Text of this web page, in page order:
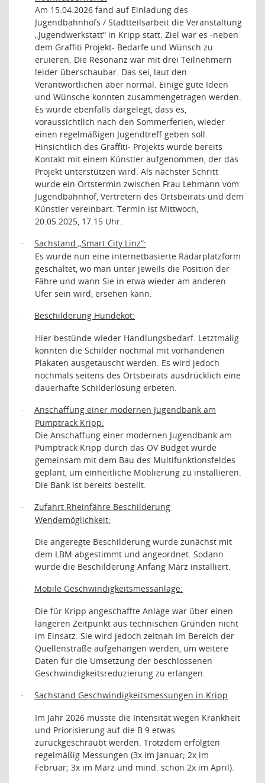
Am 15.04.2026 fand auf Einladung des
Jugendbahnhofs / Stadtteilsarbeit die Veranstaltung
„Jugendwerkstatt“ in Kripp statt. Ziel war es -neben
dem Graffiti Projekt- Bedarfe und Wünsch zu
eruieren. Die Resonanz war mit drei Teilnehmern
leider überschaubar. Das sei, laut den
Verantwortlichen aber normal. Einige gute Ideen
und Wünsche konnten zusammengetragen werden.
Es wurde ebenfalls dargelegt, dass es,
voraussichtlich nach den Sommerferien, wieder
einen regelmäßigen Jugendtreff geben soll.
Hinsichtlich des Graffiti- Projekts wurde bereits
Kontakt mit einem Künstler aufgenommen, der das
Projekt unterstützen wird. Als nächster Schritt
wurde ein Ortstermin zwischen Frau Lehmann vom
Jugendbahnhof, Vertretern des Ortsbeirats und dem
Künstler vereinbart. Termin ist Mittwoch,
20.05.2025, 17.15 Uhr.
·
Sachstand „Smart City Linz“:
Es wurde nun eine internetbasierte Radarplatzform
geschaltet, wo man unter jeweils die Position der
Fähre und wann Sie in etwa wieder am anderen
Ufer sein wird, ersehen kann.
·
Beschilderung Hundekot:
Hier bestünde wieder Handlungsbedarf. Letztmalig
könnten die Schilder nochmal mit vorhandenen
Plakaten ausgetauscht werden. Es wird jedoch
nochmals seitens des Ortsbeirats ausdrücklich eine
dauerhafte Schilderlösung erbeten.
·
Anschaffung einer modernen Jugendbank am
Pumptrack Kripp:
Die Anschaffung einer modernen Jugendbank am
Pumptrack Kripp durch das OV Budget wurde
gemeinsam mit dem Bau des Multifunktionsfeldes
geplant, um einheitliche Möblierung zu installieren.
Die Bank ist bereits bestellt.
·
Zufahrt Rheinfähre Beschilderung
Wendemöglichkeit:
Die angeregte Beschilderung wurde zunächst mit
dem LBM abgestimmt und angeordnet. Sodann
wurde die Beschilderung Anfang März installiert.
·
Mobile Geschwindigkeitsmessanlage:
Die für Kripp angeschaffte Anlage war über einen
längeren Zeitpunkt aus technischen Gründen nicht
im Einsatz. Sie wird jedoch zeitnah im Bereich der
Quellenstraße aufgehangen werden, um weitere
Daten für die Umsetzung der beschlossenen
Geschwindigkeitsreduzierung zu erlangen.
·
Sachstand Geschwindigkeitsmessungen in Kripp
Im Jahr 2026 musste die Intensität wegen Krankheit
und Priorisierung auf die B 9 etwas
zurückgeschraubt werden. Trotzdem erfolgten
regelmäßig Messungen (3x im Januar; 2x im
Februar; 3x im März und mind. schon 2x im April).